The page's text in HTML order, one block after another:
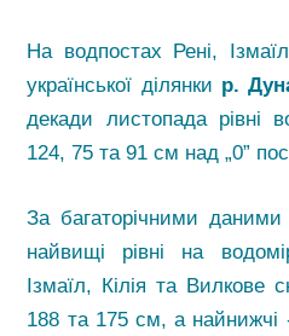
На водпостах Рені,
української ділянки р.
декади листопада рівні
124, 75 та 91 см над „0”
За багаторічними даними
найвищі рівні на
Ізмаїл, Кілія та Вилкове
188 та 175 см, а